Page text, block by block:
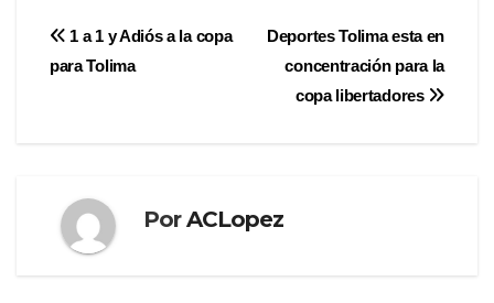
Navegación
de
Deportes Tolima esta en
concentración para la
copa libertadores
1 a 1 y Adiós a la copa
para Tolima
PorACLopez